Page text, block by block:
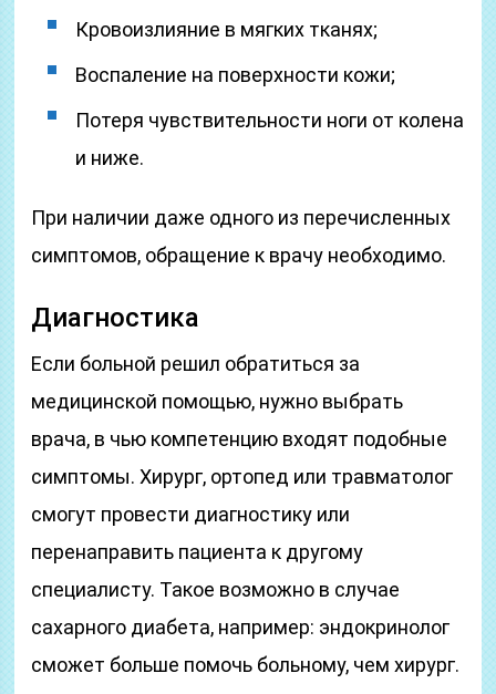
Кровоизлияние в мягких тканях;
Воспаление на поверхности кожи;
Потеря чувствительности ноги от колена
и ниже.
При наличии даже одного из перечисленных
симптомов, обращение к врачу необходимо.
Диагностика
Если больной решил обратиться за
медицинской помощью, нужно выбрать
врача, в чью компетенцию входят подобные
симптомы. Хирург, ортопед или травматолог
смогут провести диагностику или
перенаправить пациента к другому
специалисту. Такое возможно в случае
сахарного диабета, например: эндокринолог
сможет больше помочь больному, чем хирург.